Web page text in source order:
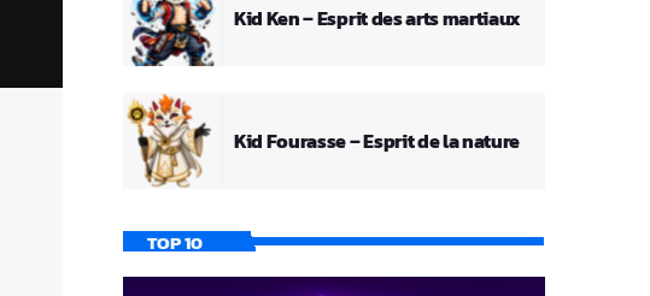
Kid Ken – Esprit des arts martiaux
Kid Fourasse – Esprit de la nature
TOP 10